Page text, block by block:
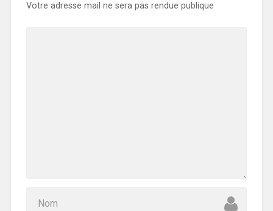
Votre adresse mail ne sera pas rendue publique